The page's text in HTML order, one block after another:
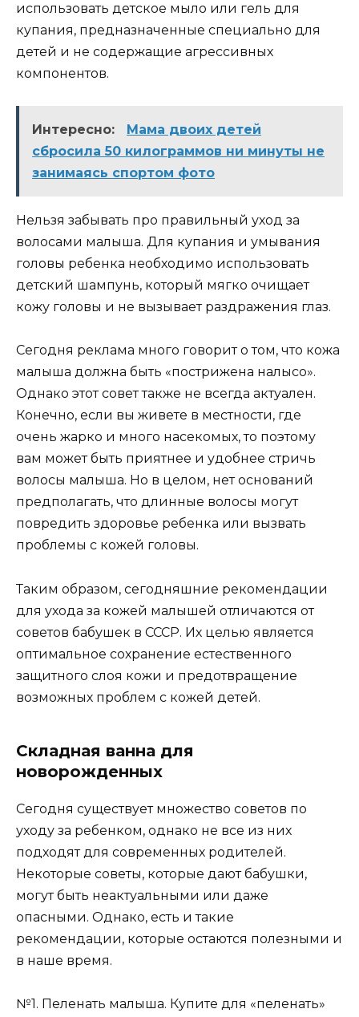
использовать детское мыло или гель для
купания, предназначенные специально для
детей и не содержащие агрессивных
компонентов.
Интересно:
Мама двоих детей
сбросила 50 килограммов ни минуты не
занимаясь спортом фото
Нельзя забывать про правильный уход за
волосами малыша. Для купания и умывания
головы ребенка необходимо использовать
детский шампунь, который мягко очищает
кожу головы и не вызывает раздражения глаз.
Сегодня реклама много говорит о том, что кожа
малыша должна быть «пострижена налысо».
Однако этот совет также не всегда актуален.
Конечно, если вы живете в местности, где
очень жарко и много насекомых, то поэтому
вам может быть приятнее и удобнее стричь
волосы малыша. Но в целом, нет оснований
предполагать, что длинные волосы могут
повредить здоровье ребенка или вызвать
проблемы с кожей головы.
Таким образом, сегодняшние рекомендации
для ухода за кожей малышей отличаются от
советов бабушек в СССР. Их целью является
оптимальное сохранение естественного
защитного слоя кожи и предотвращение
возможных проблем с кожей детей.
Складная ванна для
новорожденных
Сегодня существует множество советов по
уходу за ребенком, однако не все из них
подходят для современных родителей.
Некоторые советы, которые дают бабушки,
могут быть неактуальными или даже
опасными. Однако, есть и такие
рекомендации, которые остаются полезными и
в наше время.
№1. Пеленать малыша. Купите для «пеленать»